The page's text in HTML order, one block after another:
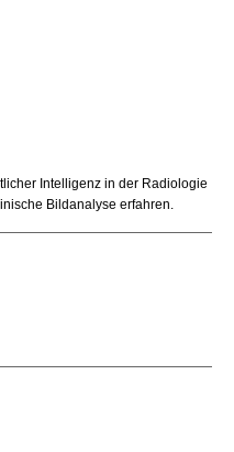
Intelligenz in der Radiologie
Bildanalyse erfahren.